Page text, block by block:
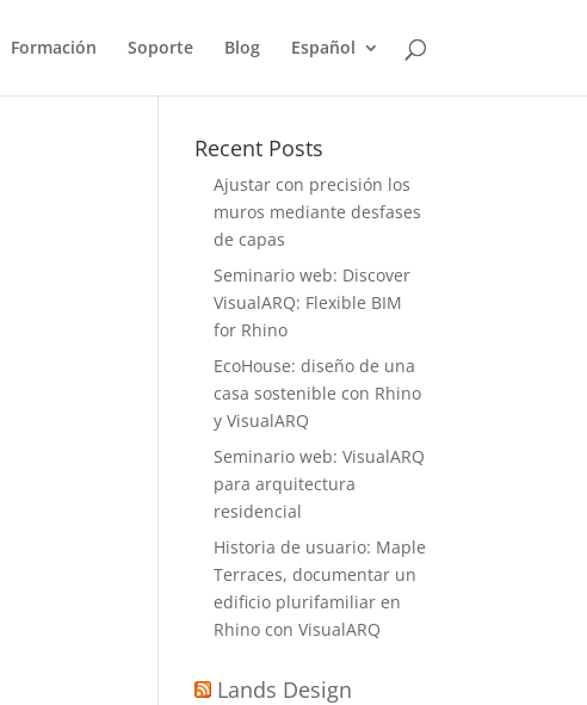
Formación Soporte Blog Español
Recent Posts
Ajustar con precisión los
muros mediante desfases
de capas
Seminario web: Discover
VisualARQ: Flexible BIM
for Rhino
EcoHouse: diseño de una
casa sostenible con Rhino
y VisualARQ
Seminario web: VisualARQ
para arquitectura
residencial
Historia de usuario: Maple
Terraces, documentar un
edificio plurifamiliar en
Rhino con VisualARQ
Lands Design